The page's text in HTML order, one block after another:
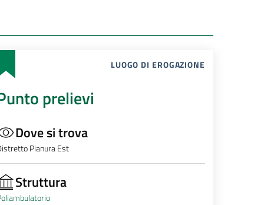
LUOGO DI EROGAZIONE
prelievi
Dove si trova
Pianura Est
Struttura